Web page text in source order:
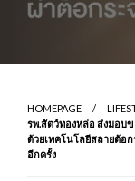
HOMEPAGE
รพ.สัตว์ทองหล่อ ส่งมอบ
ด้วยเทคโนโลยีสลายต้อก
อีกครั้ง